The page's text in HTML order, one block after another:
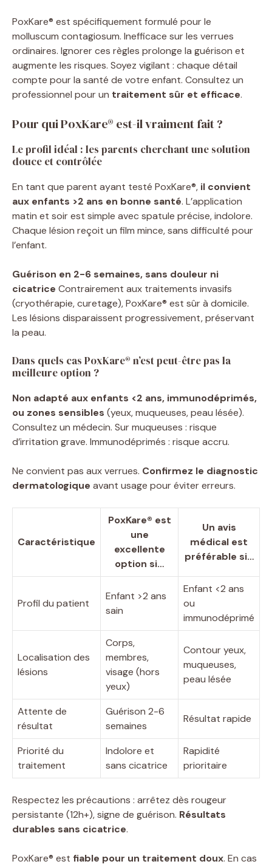
PoxKare® est spécifiquement formulé pour le
molluscum contagiosum. Inefficace sur les verrues
ordinaires. Ignorer ces règles prolonge la guérison et
augmente les risques. Soyez vigilant : chaque détail
compte pour la santé de votre enfant. Consultez un
professionnel pour un traitement sûr et efficace.
Pour qui PoxKare® est-il vraiment fait ?
Le profil idéal : les parents cherchant une solution
douce et contrôlée
En tant que parent ayant testé PoxKare®, il convient
aux enfants >2 ans en bonne santé. L’application
matin et soir est simple avec spatule précise, indolore.
Chaque lésion reçoit un film mince, sans difficulté pour
l’enfant.
Guérison en 2-6 semaines, sans douleur ni
cicatrice Contrairement aux traitements invasifs
(cryothérapie, curetage), PoxKare® est sûr à domicile.
Les lésions disparaissent progressivement, préservant
la peau.
Dans quels cas PoxKare® n’est peut-être pas la
meilleure option ?
Non adapté aux enfants <2 ans, immunodéprimés,
ou zones sensibles (yeux, muqueuses, peau lésée).
Consultez un médecin. Sur muqueuses : risque
d’irritation grave. Immunodéprimés : risque accru.
Ne convient pas aux verrues. Confirmez le diagnostic
dermatologique avant usage pour éviter erreurs.
Caractéristique
PoxKare® est
une
excellente
option si…
Un avis
médical est
préférable si…
Profil du patient
Enfant >2 ans
sain
Enfant <2 ans
ou
immunodéprimé
Localisation des
lésions
Corps,
membres,
visage (hors
yeux)
Contour yeux,
muqueuses,
peau lésée
Attente de
résultat
Guérison 2-6
semaines
Résultat rapide
Priorité du
traitement
Indolore et
sans cicatrice
Rapidité
prioritaire
Respectez les précautions : arrêtez dès rougeur
persistante (12h+), signe de guérison. Résultats
durables sans cicatrice.
PoxKare® est fiable pour un traitement doux. En cas